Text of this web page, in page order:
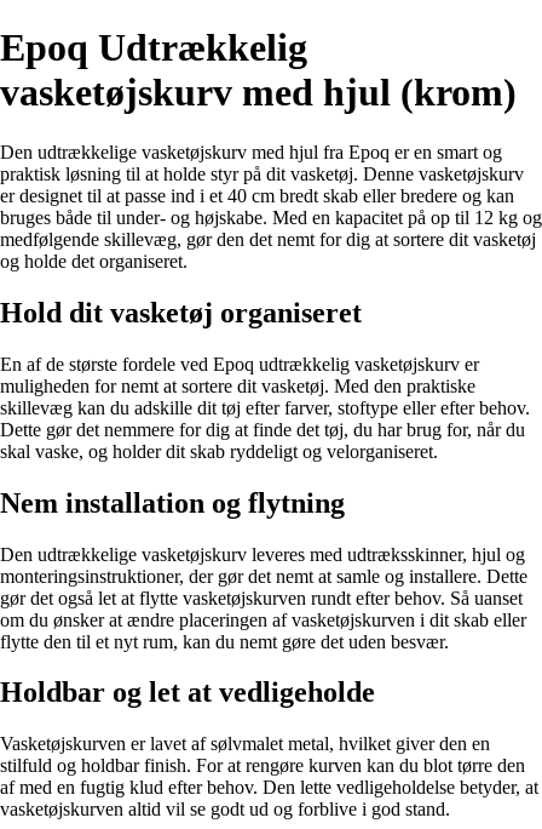
Epoq Udtrækkelig
vasketøjskurv med hjul (krom)
Den udtrækkelige vasketøjskurv med hjul fra Epoq er en smart og
praktisk løsning til at holde styr på dit vasketøj. Denne vasketøjskurv
er designet til at passe ind i et 40 cm bredt skab eller bredere og kan
bruges både til under- og højskabe. Med en kapacitet på op til 12 kg og
medfølgende skillevæg, gør den det nemt for dig at sortere dit vasketøj
og holde det organiseret.
Hold dit vasketøj organiseret
En af de største fordele ved Epoq udtrækkelig vasketøjskurv er
muligheden for nemt at sortere dit vasketøj. Med den praktiske
skillevæg kan du adskille dit tøj efter farver, stoftype eller efter behov.
Dette gør det nemmere for dig at finde det tøj, du har brug for, når du
skal vaske, og holder dit skab ryddeligt og velorganiseret.
Nem installation og flytning
Den udtrækkelige vasketøjskurv leveres med udtræksskinner, hjul og
monteringsinstruktioner, der gør det nemt at samle og installere. Dette
gør det også let at flytte vasketøjskurven rundt efter behov. Så uanset
om du ønsker at ændre placeringen af vasketøjskurven i dit skab eller
flytte den til et nyt rum, kan du nemt gøre det uden besvær.
Holdbar og let at vedligeholde
Vasketøjskurven er lavet af sølvmalet metal, hvilket giver den en
stilfuld og holdbar finish. For at rengøre kurven kan du blot tørre den
af med en fugtig klud efter behov. Den lette vedligeholdelse betyder, at
vasketøjskurven altid vil se godt ud og forblive i god stand.